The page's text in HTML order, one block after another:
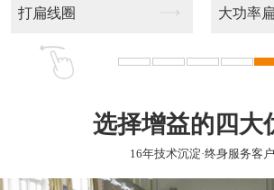
贴片绕线电感RH 一体成
选择增益的四大
16年技术沉淀·终身服务客户